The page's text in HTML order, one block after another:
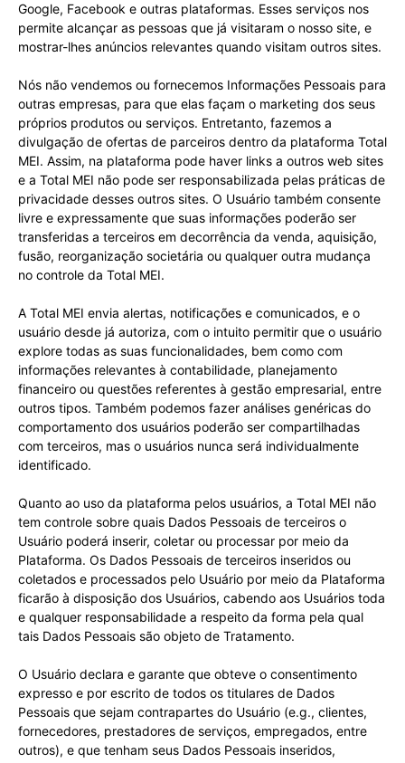
Google, Facebook e outras plataformas. Esses serviços nos
permite alcançar as pessoas que já visitaram o nosso site, e
mostrar-lhes anúncios relevantes quando visitam outros sites.
Nós não vendemos ou fornecemos Informações Pessoais para
outras empresas, para que elas façam o marketing dos seus
próprios produtos ou serviços. Entretanto, fazemos a
divulgação de ofertas de parceiros dentro da plataforma Total
MEI. Assim, na plataforma pode haver links a outros web sites
e a Total MEI não pode ser responsabilizada pelas práticas de
privacidade desses outros sites. O Usuário também consente
livre e expressamente que suas informações poderão ser
transferidas a terceiros em decorrência da venda, aquisição,
fusão, reorganização societária ou qualquer outra mudança
no controle da Total MEI.
A Total MEI envia alertas, notificações e comunicados, e o
usuário desde já autoriza, com o intuito permitir que o usuário
explore todas as suas funcionalidades, bem como com
informações relevantes à contabilidade, planejamento
financeiro ou questões referentes à gestão empresarial, entre
outros tipos. Também podemos fazer análises genéricas do
comportamento dos usuários poderão ser compartilhadas
com terceiros, mas o usuários nunca será individualmente
identificado.
Quanto ao uso da plataforma pelos usuários, a Total MEI não
tem controle sobre quais Dados Pessoais de terceiros o
Usuário poderá inserir, coletar ou processar por meio da
Plataforma. Os Dados Pessoais de terceiros inseridos ou
coletados e processados pelo Usuário por meio da Plataforma
ficarão à disposição dos Usuários, cabendo aos Usuários toda
e qualquer responsabilidade a respeito da forma pela qual
tais Dados Pessoais são objeto de Tratamento.
O Usuário declara e garante que obteve o consentimento
expresso e por escrito de todos os titulares de Dados
Pessoais que sejam contrapartes do Usuário (e.g., clientes,
fornecedores, prestadores de serviços, empregados, entre
outros), e que tenham seus Dados Pessoais inseridos,